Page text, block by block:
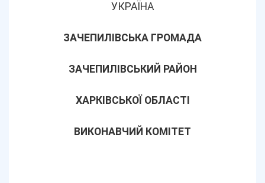
УКРАЇНА
ЗАЧЕПИЛІВСЬКА ГРОМАДА
ЗАЧЕПИЛІВСЬКИЙ РАЙОН
ХАРКІВСЬКОЇ ОБЛАСТІ
ВИКОНАВЧИЙ КОМІТЕТ